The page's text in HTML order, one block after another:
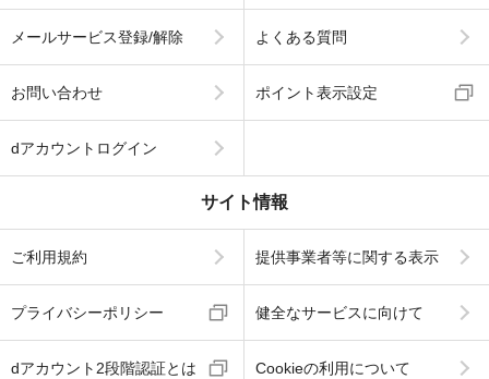
メールサービス登録/解除 よくある質問
お問い合わせ ポイント表示設定
dアカウントログイン
サイト情報
ご利用規約 提供事業者等に関する表示
プライバシーポリシー 健全なサービスに向けて
dアカウント2段階認証とは Cookieの利用について